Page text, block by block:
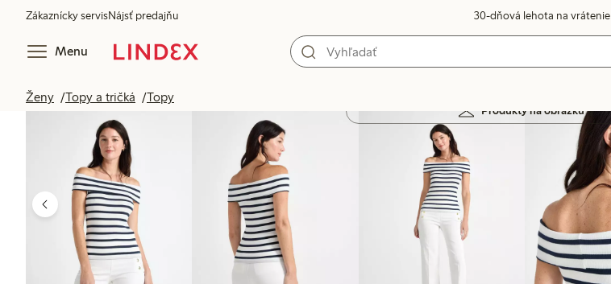
Zákaznícky servisNájsť predajňu 30-dňová lehota na vrátenie
Menu
Ženy Topy a tričká Topy
Produkty na obrázku